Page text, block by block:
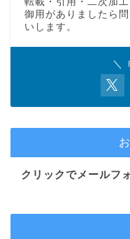
御用がありましたら
いします。
＼
クリックでメールフ